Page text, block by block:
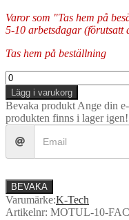
Varor som "Tas hem på
5-10 arbetsdagar (förutsatt
Tas hem på beställning
K-
Tech
-
Front
Fork
Oil
MOTUL
LINE
10w
(1
Lägg i varukorg
Bevaka produkt Ange din
produkten finns i lager igen!
BEVAKA
Varumärke:K-Tech
Artikelnr: MOTUL-10-